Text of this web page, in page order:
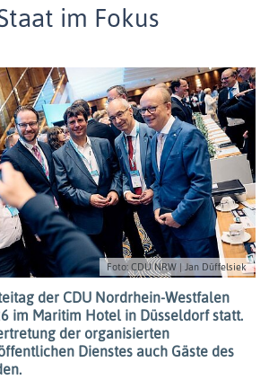
im Fokus
Foto: CDU NRW | Jan Düffelsiek
der CDU Nordrhein-Westfalen
im Maritim Hotel in Düsseldorf statt.
der organisierten
Dienstes auch Gäste des